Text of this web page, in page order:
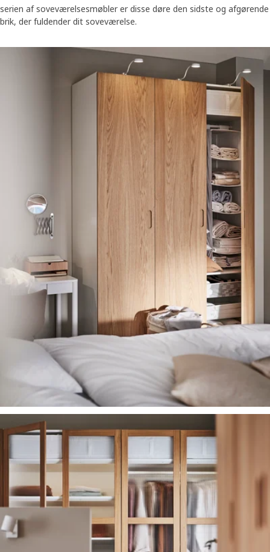
serien af soveværelsesmøbler er disse døre den sidste og afgørende
brik, der fuldender dit soveværelse.